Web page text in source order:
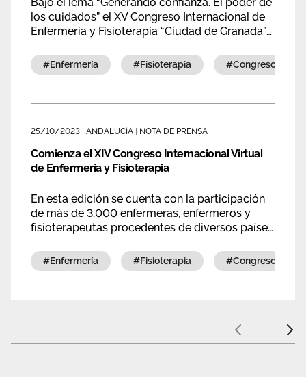
los cuidados” el XV Congreso Internacional de
Enfermería y Fisioterapia “Ciudad de Granada”
streaming los días 24 y 25 de octubre de 2024.
#enfermería #fisioterapia #congreso
25/10/2023 ANDALUCÍA NOTA DE PRENSA
Comienza el XIV Congreso Internacional Virtual
de Enfermería y Fisioterapia
En esta edición se cuenta con la participación
de más de 3.000 enfermeras, enfermeros y
fisioterapeutas procedentes de diversos países.
profesión para mejorar nuestros cuidados”,
marcándose como objetivo crear un marco de
#enfermería #fisioterapia #congreso
Anterior